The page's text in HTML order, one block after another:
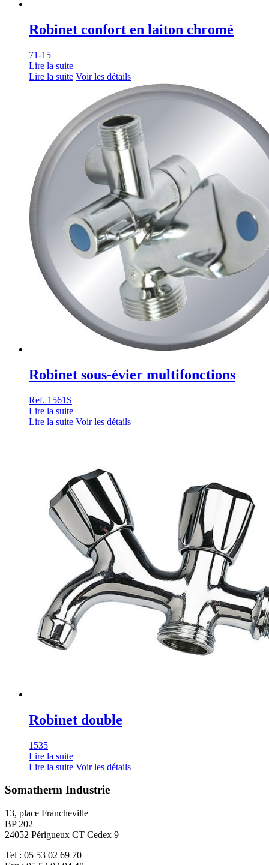
Robinet confort en laiton chromé
71-15
Lire la suite
Lire la suite Voir les détails
Robinet sous-évier multifonctions
Ref. 1561S
Lire la suite
Lire la suite Voir les détails
Robinet double
1535
Lire la suite
Lire la suite Voir les détails
Somatherm Industrie
13, place Francheville
BP 202
24052 Périgueux CT Cedex 9
Tel : 05 53 02 69 70